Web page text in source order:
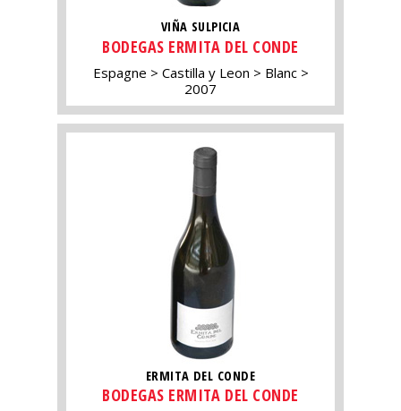
VIÑA SULPICIA
BODEGAS ERMITA DEL CONDE
Espagne Castilla y Leon
Blanc
2007
ERMITA DEL CONDE
BODEGAS ERMITA DEL CONDE